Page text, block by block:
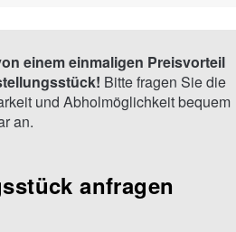
einem einmaligen Preisvorteil
Bitte fragen Sie die
und Abholmöglichkeit bequem
an.
anfragen